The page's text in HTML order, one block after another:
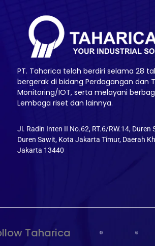
PT. Taharica telah berdiri selama 28
bergerak di bidang Perdagangan dan
Monitoring/IOT, serta melayani
Lembaga riset dan lainnya.
Jl. Radin Inten II No.62, RT.6/RW.14, Duren
Duren Sawit, Kota Jakarta Timur, Daerah
Jakarta 13440
Taharica